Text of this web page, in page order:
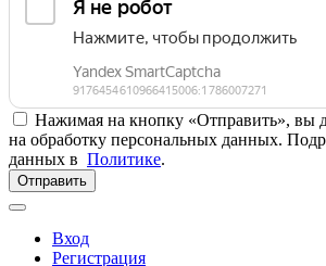
Нажимая на кнопку «Отправить», вы
на обработку персональных данных.
данных в Политике.
Отправить
Вход
Регистрация